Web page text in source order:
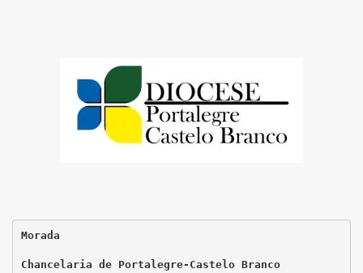
Morada
Chancelaria de Portalegre-Castelo Branco